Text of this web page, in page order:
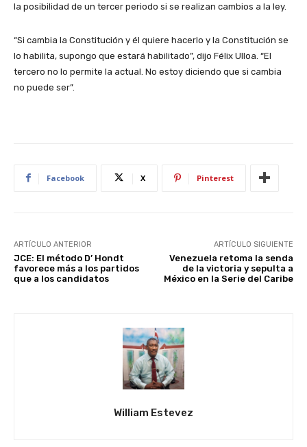
la posibilidad de un tercer periodo si se realizan cambios a la ley.
“Si cambia la Constitución y él quiere hacerlo y la Constitución se
lo habilita, supongo que estará habilitado”, dijo Félix Ulloa. “El
tercero no lo permite la actual. No estoy diciendo que si cambia
no puede ser”.
Facebook X Pinterest
ARTÍCULO ANTERIOR
JCE: El método D’ Hondt
favorece más a los partidos
que a los candidatos
ARTÍCULO SIGUIENTE
Venezuela retoma la senda
de la victoria y sepulta a
México en la Serie del Caribe
William Estevez